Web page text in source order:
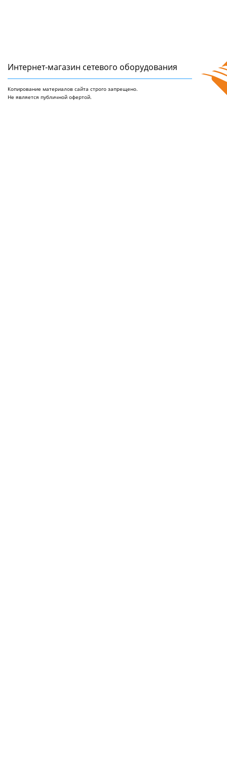
Интернет-магазин сетeвого оборудования
Копирование материалов сайта строго запрещено.
Не является публичной офертой.